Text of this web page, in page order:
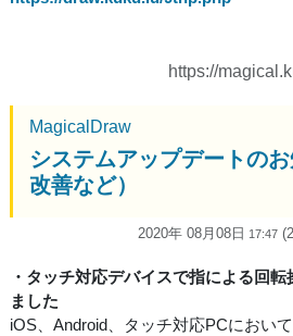
https://
MagicalDraw
システムアップデートの
改善など）
2020年 08月08日 17:47
・タッチ対応デバイスで指による回
ました
iOS、Android、タッチ対応PCにおい